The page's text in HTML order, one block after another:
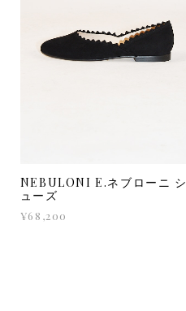
NEBULONI E.ネブローニ シ
ューズ
¥68,200